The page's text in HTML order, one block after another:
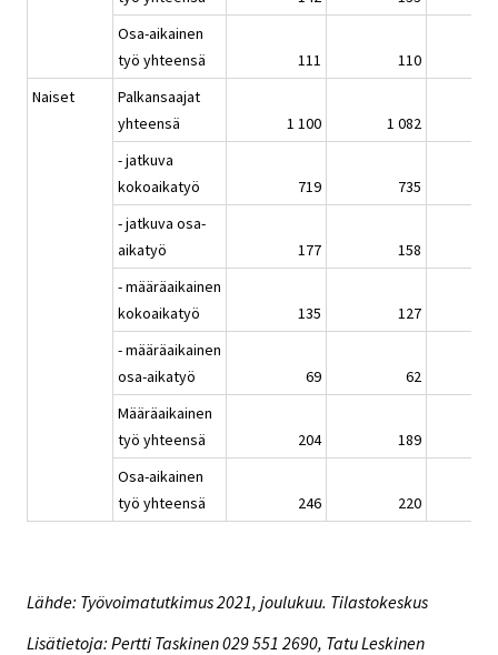
Osa-aikainen
työ yhteensä
111
110
Naiset
Palkansaajat
yhteensä
1 100 1 082
- jatkuva
kokoaikatyö
719
735
- jatkuva osa-
aikatyö
177
158
- määräaikainen
kokoaikatyö
135
127
- määräaikainen
osa-aikatyö
69
62
Määräaikainen
työ yhteensä
204
189
Osa-aikainen
työ yhteensä
246 220
Lähde: Työvoimatutkimus 2021, joulukuu. Tilastokeskus
Lisätietoja: Pertti Taskinen 029 551 2690, Tatu Leskinen